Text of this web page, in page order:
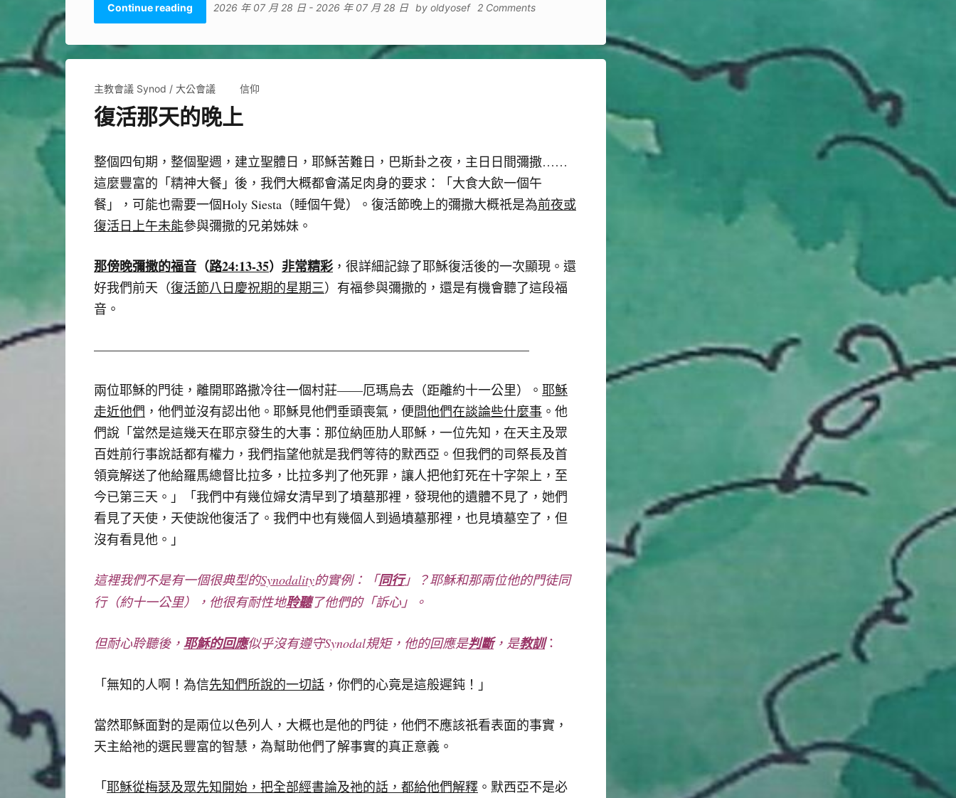
Continue reading 2026 年 07 月 28 日- 2026 年 07 月 28 日 by oldyosef 2 Comments
主教會議 Synod / 大公會議 信仰
復活那天的晚上
整個四旬期，整個聖週，建立聖體日，耶穌苦難日，巴斯卦之夜，主日日間彌撒……
這麼豐富的「精神大餐」後，我們大概都會滿足肉身的要求：「大食大飲一個午
餐」，可能也需要一個Holy Siesta（睡個午覺）。復活節晚上的彌撒大概祇是為前夜或
復活日上午未能參與彌撒的兄弟姊妹。
那傍晚彌撒的福音 （路24:13-35） 非常精彩，很詳細記錄了耶穌復活後的一次顯現。還
好我們前天（復活節八日慶祝期的星期三）有福參與彌撒的，還是有機會聽了這段福
音。
——————————————————————————————————
兩位耶穌的門徒，離開耶路撒冷往一個村莊――厄瑪烏去（距離約十一公里）。 耶穌
走近他們 ，他們並沒有認出他。耶穌見他們垂頭喪氣，便問他們在談論些什麼事 。他
們說「當然是這幾天在耶京發生的大事：那位納匝肋人耶穌，一位先知，在天主及眾
百姓前行事說話都有權力，我們指望他就是我們等待的默西亞。但我們的司祭長及首
領竟解送了他給羅馬總督比拉多，比拉多判了他死罪，讓人把他釘死在十字架上，至
今已第三天。」「我們中有幾位婦女清早到了墳墓那裡，發現他的遺體不見了，她們
看見了天使，天使說他復活了。我們中也有幾個人到過墳墓那裡，也見墳墓空了，但
沒有看見他。」
這裡我們不是有一個很典型的Synodality的實例：「同行」 ？耶穌和那兩位他的門徒同
行（約十一公里）， 他很有耐性地聆聽了他們的「訴心 」。
但耐心聆聽後， 耶穌的回應似乎沒有遵守Synodal規矩， 他的回應是判斷， 是教訓：
「無知的人啊！為信先知們所說的一切話 ，你們的心竟是這般遲鈍！」
當然耶穌面對的是兩位以色列人，大概也是他的門徒，他們不應該祇看表面的事實，
天主給祂的選民豐富的智慧，為幫助他們了解事實的真正意義。
「耶穌從梅瑟及眾先知開始，把全部經書論及祂的話 ， 都給他們解釋 。默西亞不是必